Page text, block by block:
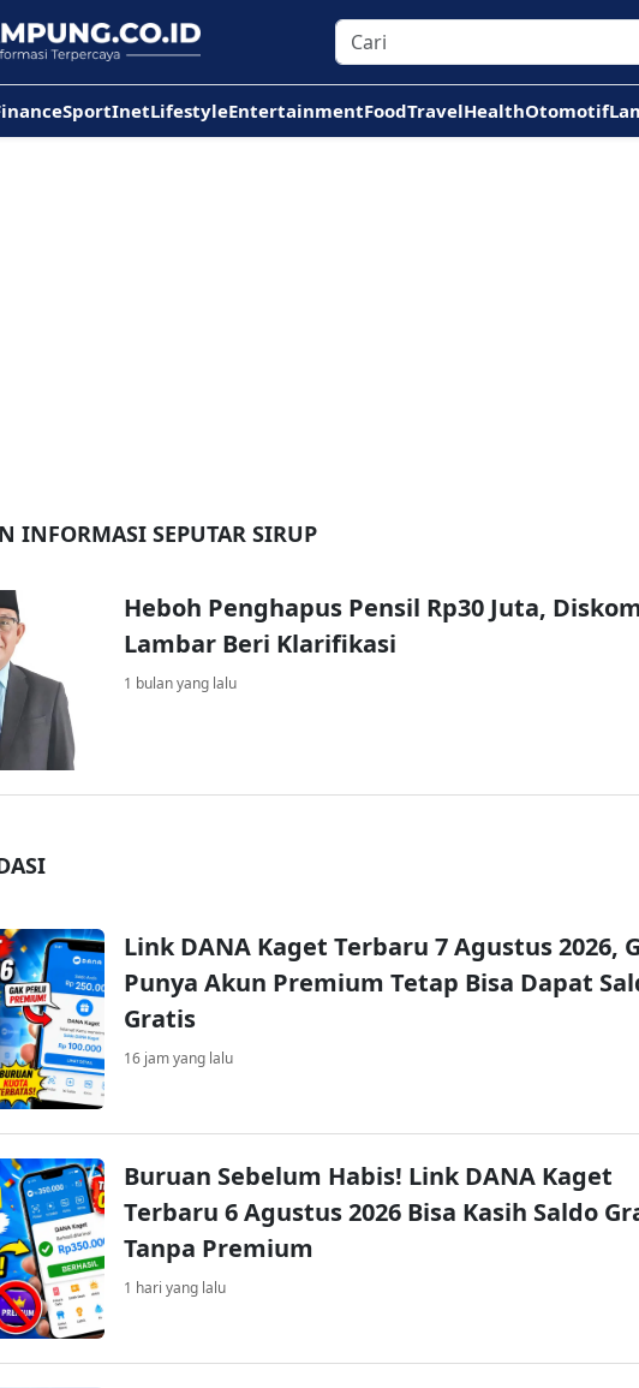
SportInetLifestyleEntertainmentFoodTravelHealthOtomotif
INFORMASI SEPUTAR SIRUP
Heboh Penghapus Pensil Rp30 Juta,
Lambar Beri Klarifikasi
1 bulan yang lalu
Link DANA Kaget Terbaru 7 Agustus 2026,
Punya Akun Premium Tetap Bisa Dapat
Gratis
16 jam yang lalu
Buruan Sebelum Habis! Link DANA Kaget
Terbaru 6 Agustus 2026 Bisa Kasih Saldo
Tanpa Premium
1 hari yang lalu